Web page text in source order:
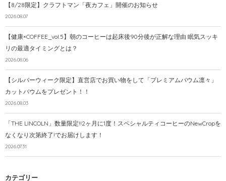
【8/28限定】クラフトマン「夜カフェ」開催のお知らせ
2026.08.07
【健康×COFFEE_vol.5】朝のコーヒーは起床後90分後が正解な理由 眠気スッキ
リの最適タイミングとは？
2026.08.06
【シルバーウィーク限定】直営店でお買い物をして「プレミアムバウム凛々」
カットバウムをプレゼント！！
2026.08.03
「THE LINCOLN」数量限定!!2ヶ月に1度！スペシャルティコーヒーのNewCropを
なくなり次第終了!でお届けします！
2026.07.31
カテゴリー